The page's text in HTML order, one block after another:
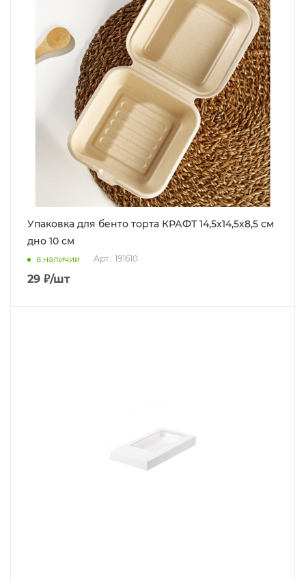
Упаковка для бенто торта КРАФТ 14,5х14,5х8,5 см
дно 10 см
в наличии Арт.: 191610
29 ₽/шт